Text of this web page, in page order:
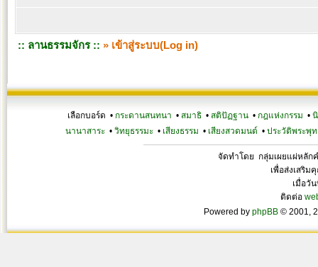
:: ลานธรรมจักร :: » เข้าสู่ระบบ(Log in)
เลือกบอร์ด • กระดานสนทนา • สมาธิ • สติปัฏฐาน • กฎแห่งกรรม •
นานาสาระ• วิทยุธรรมะ• เสียงธรรม • เสียงสวดมนต์ • ประวัติพระพุท
จัดทำโดย กลุ่มเผยแผ่หลัก
เพื่อส่งเสริม
เมื่อวั
ติดต่อ
Powered by phpBB © 2001,